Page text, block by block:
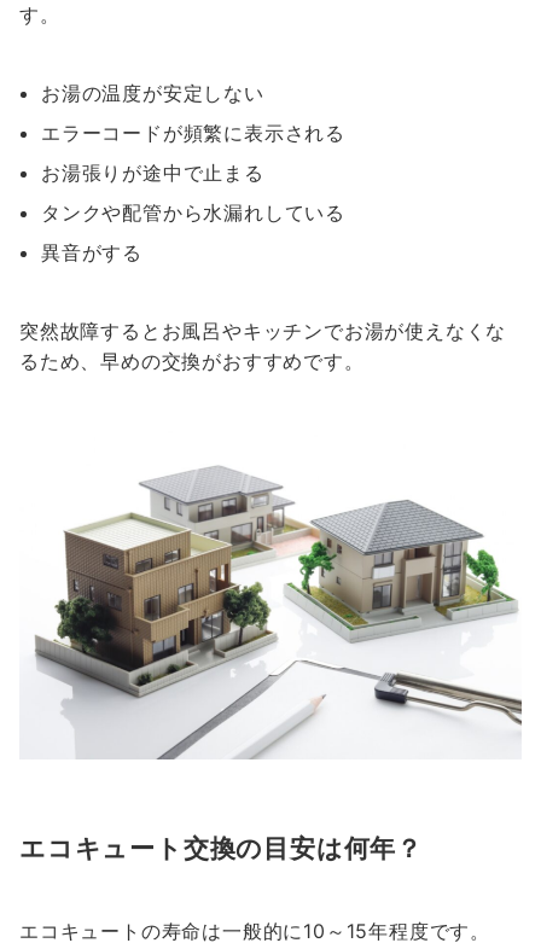
す。
お湯の温度が安定しない
エラーコードが頻繁に表示される
お湯張りが途中で止まる
タンクや配管から水漏れしている
異音がする
突然故障するとお風呂やキッチンでお湯が使えなくな
るため、早めの交換がおすすめです。
エコキュート交換の目安は何年？
エコキュートの寿命は一般的に10～15年程度です。